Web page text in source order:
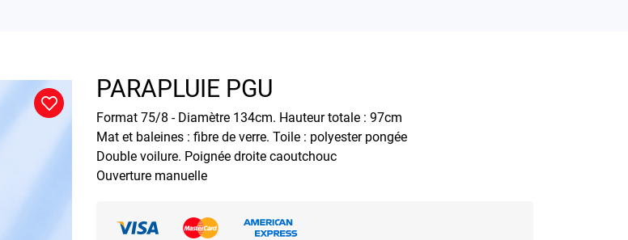
PARAPLUIE PGU
Format 75/8 - Diamètre 134cm. Hauteur totale : 97cm
Mat et baleines : fibre de verre. Toile : polyester pongée
Double voilure. Poignée droite caoutchouc
Ouverture manuelle